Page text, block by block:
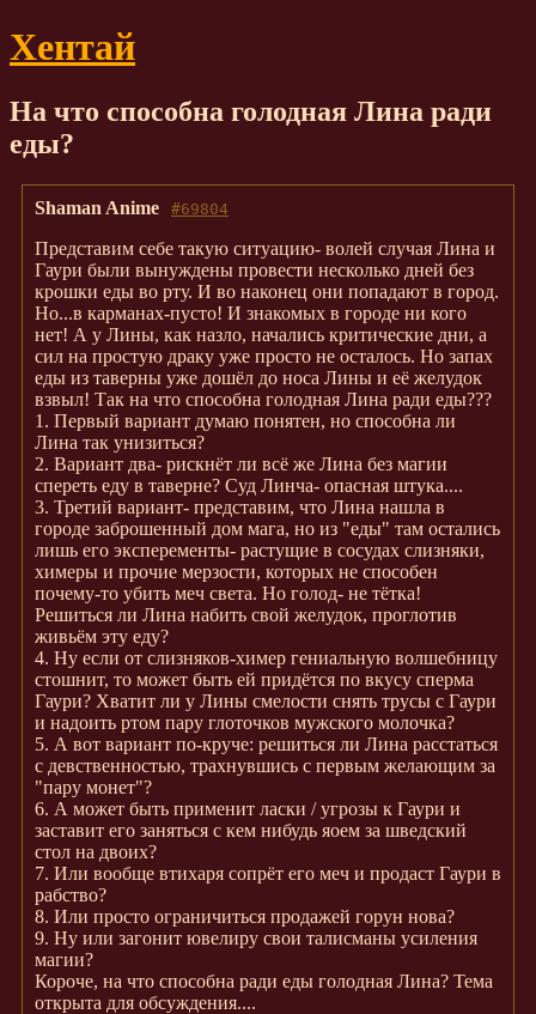
Хентай
На что способна голодная Лина ради
еды?
#69804
Shaman Anime
Представим себе такую ситуацию- волей случая Лина и
Гаури были вынуждены провести несколько дней без
крошки еды во рту. И во наконец они попадают в город.
Но...в карманах-пусто! И знакомых в городе ни кого
нет! А у Лины, как назло, начались критические дни, а
сил на простую драку уже просто не осталось. Но запах
еды из таверны уже дошёл до носа Лины и её желудок
взвыл! Так на что способна голодная Лина ради еды???
1. Первый вариант думаю понятен, но способна ли
Лина так унизиться?
2. Вариант два- рискнёт ли всё же Лина без магии
спереть еду в таверне? Суд Линча- опасная штука....
3. Третий вариант- представим, что Лина нашла в
городе заброшенный дом мага, но из "еды" там остались
лишь его эксперементы- растущие в сосудах слизняки,
химеры и прочие мерзости, которых не способен
почему-то убить меч света. Но голод- не тётка!
Решиться ли Лина набить свой желудок, проглотив
живьём эту еду?
4. Ну если от слизняков-химер гениальную волшебницу
стошнит, то может быть ей придётся по вкусу сперма
Гаури? Хватит ли у Лины смелости снять трусы с Гаури
и надоить ртом пару глоточков мужского молочка?
5. А вот вариант по-круче: решиться ли Лина расстаться
с девственностью, трахнувшись с первым желающим за
"пару монет"?
6. А может быть применит ласки / угрозы к Гаури и
заставит его заняться с кем нибудь яоем за шведский
стол на двоих?
7. Или вообще втихаря сопрёт его меч и продаст Гаури в
рабство?
8. Или просто ограничиться продажей горун нова?
9. Ну или загонит ювелиру свои талисманы усиления
магии?
Короче, на что способна ради еды голодная Лина? Тема
открыта для обсуждения....